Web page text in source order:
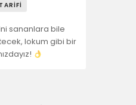
sananlara bile
lokum gibi bir